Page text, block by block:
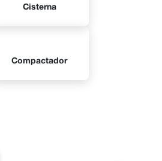
Cisterna
Compactador